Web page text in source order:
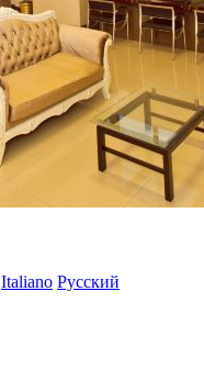
Italiano Русский